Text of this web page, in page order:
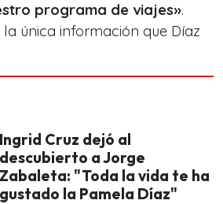
programa de viajes».
única información que Díaz
Ingrid Cruz dejó al
descubierto a Jorge
Zabaleta: "Toda la vida te ha
gustado la Pamela Díaz"